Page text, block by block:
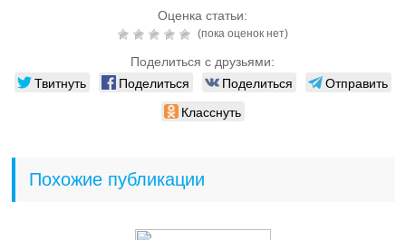
Оценка статьи:
(пока оценок нет)
Поделиться с друзьями:
Твитнуть Поделиться Поделиться
Отправить
Класснуть
Похожие публикации